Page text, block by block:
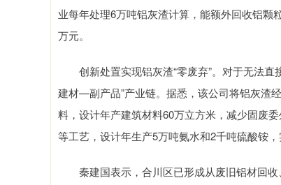
业每年处理6万吨铝灰渣计算，能额外回收铝颗
万元。
创新处置实现铝灰渣“零废弃”。对于无法直
建材—副产品”产业链。据悉，该公司将铝灰渣
料，设计年产建筑材料60万立方米，减少固废
等工艺，设计年生产5万吨氨水和2千吨硫酸铵，
秦建国表示，合川区已形成从废旧铝材回收